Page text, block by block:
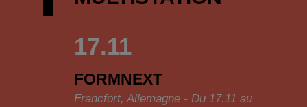
17.11
FORMNEXT
Francfort, Allemagne - Du 17.11 au